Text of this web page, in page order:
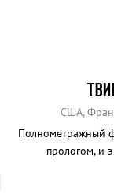
США,
Полнометражный
прологом, и